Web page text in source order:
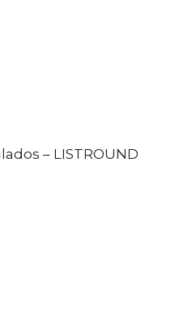
– LISTROUND